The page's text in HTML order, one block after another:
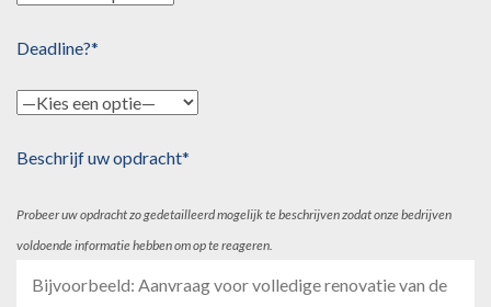
Deadline?*
Beschrijf uw opdracht*
Probeer uw opdracht zo gedetailleerd mogelijk te beschrijven zodat onze bedrijven
voldoende informatie hebben om op te reageren.